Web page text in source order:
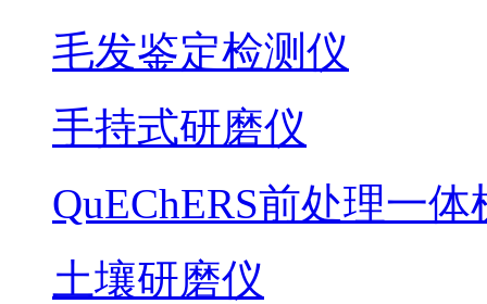
毛发鉴定检测仪
手持式研磨仪
QuEChERS前处理一体
土壤研磨仪